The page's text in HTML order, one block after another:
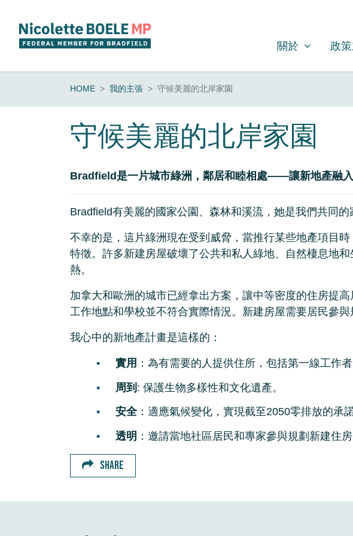
關於
SHOW
關於 政策
政
HOME 我的主張 守候美麗的北岸家園
守候美麗的北岸家園
Bradfield是一片城市綠洲，鄰居和睦相處——讓新地產融入
Bradfield有美麗的國家公園、森林和溪流，她是我們共同的
不幸的是，這片綠洲現在受到威脅，當推行某些地產項目
特徵。許多新建房屋破壞了公共和私人綠地、自然棲息地
熱。
加拿大和歐洲的城市已經拿出方案，讓中等密度的住房提
工作地點和學校並不符合實際情況。新建房屋需要居民參與
我心中的新地產計畫是這樣的：
實用 ：為有需要的人提供住所，包括第一線工作
周到 : 保護生物多樣性和文化遺產。
安全：適應氣候變化，實現截至2050零排放的承諾
透明 ：邀請當地社區居民和專家參與規劃新建住
SHARE